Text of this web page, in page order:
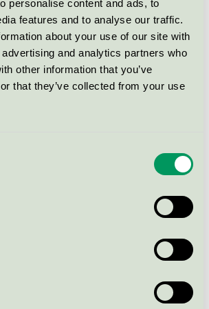
personalise content and ads, to
features and to analyse our traffic.
about your use of our site with
and analytics partners who
other information that you’ve
that they’ve collected from your use
Så säkrar
får användas. Med de nya
blir tydlig och transparent